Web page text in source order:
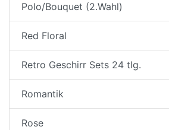
Polo/Bouquet (2.Wahl)
Red Floral
Retro Geschirr Sets 24 tlg.
Romantik
Rose